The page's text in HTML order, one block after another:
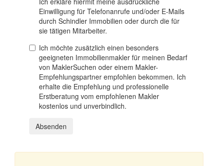
Einwilligung für Telefonanrufe und/oder E-Mails
durch Schindler Immobilien oder durch die für
sie tätigen Mitarbeiter.
Ich möchte zusätzlich einen besonders
geeigneten Immobilienmakler für meinen Bedarf
von MaklerSuchen oder einem Makler-
Empfehlungspartner empfohlen bekommen. Ich
erhalte die Empfehlung und professionelle
Erstberatung vom empfohlenen Makler
kostenlos und unverbindlich.
Absenden